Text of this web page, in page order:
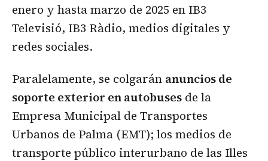
enero y hasta marzo de 2025 en IB3
Televisió, IB3 Ràdio, medios digitales y
redes sociales.
Paralelamente, se colgarán anuncios de
soporte exterior en autobuses de la
Empresa Municipal de Transportes
Urbanos de Palma (EMT); los medios de
transporte público interurbano de las Illes